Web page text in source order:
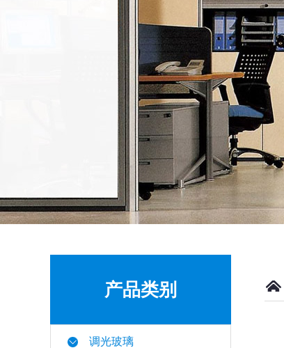
产品类别
调光玻璃